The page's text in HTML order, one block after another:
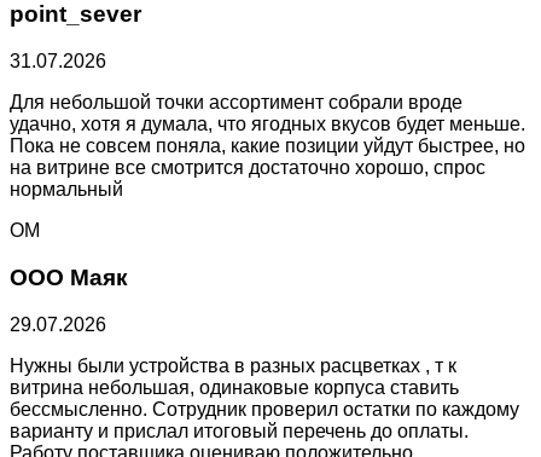
point_sever
31.07.2026
Для небольшой точки ассортимент собрали вроде
удачно, хотя я думала, что ягодных вкусов будет меньше.
Пока не совсем поняла, какие позиции уйдут быстрее, но
на витрине все смотрится достаточно хорошо, спрос
нормальный
ОМ
ООО Маяк
29.07.2026
Нужны были устройства в разных расцветках , т к
витрина небольшая, одинаковые корпуса ставить
бессмысленно. Сотрудник проверил остатки по каждому
варианту и прислал итоговый перечень до оплаты.
Работу поставщика оцениваю положительно.